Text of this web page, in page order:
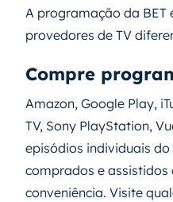
A programação da BET
provedores de TV
Compre
Amazon, Google Play,
TV, Sony PlayStation,
episódios individuais
comprados e assistidos
conveniência. Visite